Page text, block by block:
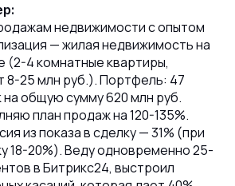
недвижимости с опытом
— жилая недвижимость на
(2-4 комнатные квартиры,
8-25 млн руб.). Портфель: 47
на общую сумму 620 млн руб.
план продаж на 120-135%.
из показа в сделку — 31% (при
18-20%). Веду одновременно 25-
в Битрикс24, выстроил